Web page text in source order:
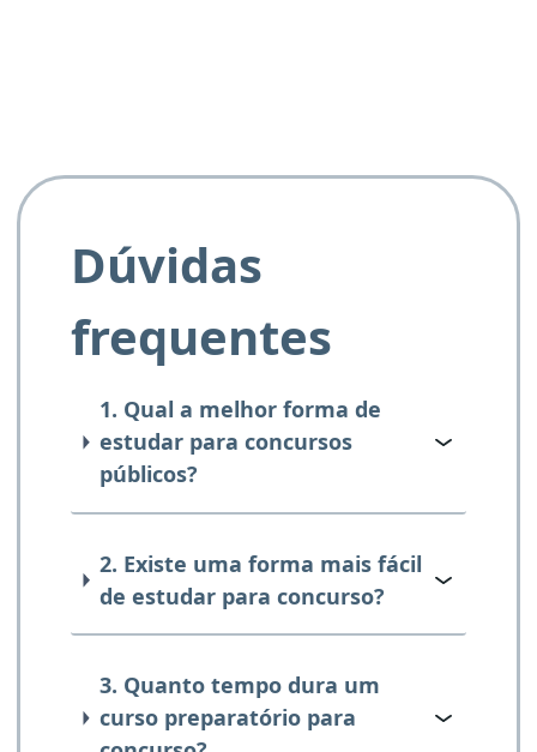
Dúvidas
frequentes
1. Qual a melhor forma de
estudar para concursos
públicos?
2. Existe uma forma mais fácil
de estudar para concurso?
3. Quanto tempo dura um
curso preparatório para